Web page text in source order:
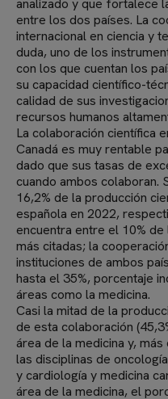
analizado y que fortalece
entre los dos países. La
internacional en ciencia y
duda, uno de los
con los que cuentan los
su capacidad científico-
calidad de sus
recursos humanos
La colaboración científica
Canadá es muy rentable
dado que sus tasas de
cuando ambos colaboran.
16,2% de la producción
española en 2022,
encuentra entre el 10%
más citadas; la
instituciones de ambos
hasta el 35%, porcentaje
áreas como la medicina.
Casi la mitad de la
de esta colaboración
área de la medicina y,
las disciplinas de
y cardiología y medicina
área de la medicina, el